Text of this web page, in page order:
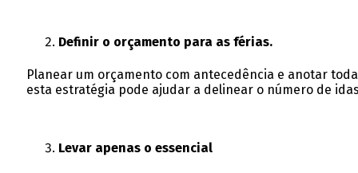
Definir o orçamento para as férias.
Planear um orçamento com antecedência e anotar
esta estratégia pode ajudar a delinear o número de
Levar apenas o essencial